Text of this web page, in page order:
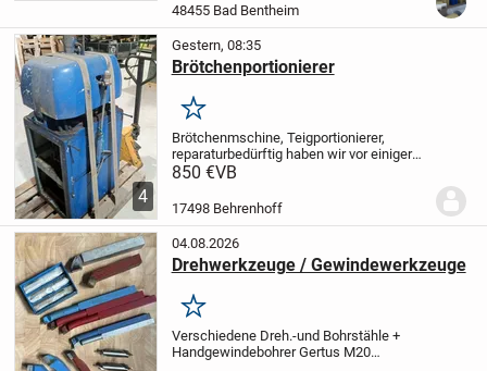
können die Tanks mit einem Rührwerk
48455 Bad Bentheim
4
Gestern, 08:35
Brötchenportionierer
Merken
Brötchenmschine, Teigportionierer,
reparaturbedürftig haben wir vor einiger
Zeit aus Firmenauflösung gekauft, sind
wieder aufzubauen, jetzt steht sie nur
850 €VB
17498 Behrenhoff
04.08.2026
Drehwerkzeuge / Gewindewerkzeuge
Merken
Verschiedene Dreh.-und Bohrstähle +
Handgewindebohrer Gertus M20